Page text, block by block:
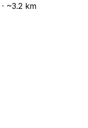
· ~3.2 km